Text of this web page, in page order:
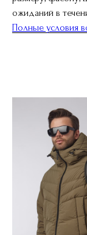
ожиданий в
Полные условия